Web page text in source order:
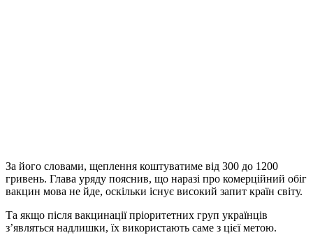
За його словами, щеплення коштуватиме від 300 до 1200
гривень. Глава уряду пояснив, що наразі про комерційний обіг
вакцин мова не йде, оскільки існує високий запит країн світу.
Та якщо після вакцинації пріоритетних груп українців
з’являться надлишки, їх використають саме з цієї метою.